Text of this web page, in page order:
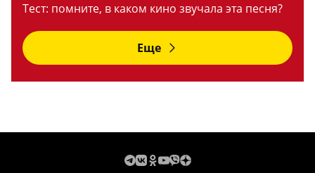
Тест: помните, в каком кино звучала эта песня?
Еще